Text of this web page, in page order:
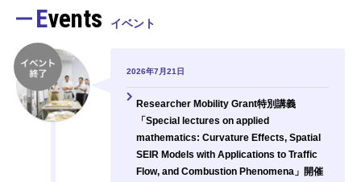
Events イベント
2026年7月21日
Researcher Mobility Grant特別講義
「Special lectures on applied
mathematics: Curvature Effects, Spatial
SEIR Models with Applications to Traffic
Flow, and Combustion Phenomena」開催